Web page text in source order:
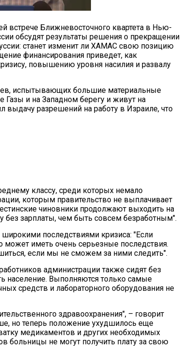
встрече Ближневосточного квартета в Нью-
обсудят результаты решения о прекращении
станет изменит ли ХАМАС свою позицию
финансирования приведет, как
повышению уровня насилия и развалу
испытывающих большие материальные
Газы и на Западном берегу и живут на
выдачу разрешений на работу в Израиле, что
классу, среди которых немало
которым правительство не выплачивает
чиновники продолжают выходить на
без зарплаты, чем быть совсем безработным".
последствиями кризиса: "Если
может иметь очень серьезные последствия.
если мы не сможем за ними следить".
администрации также сидят без
население. Выполняются только самые
средств и лабораторного оборудования не
здравоохранения", – говорит
но теперь положение ухудшилось еще
медикаментов и других необходимых
больницы не могут получить плату за свою